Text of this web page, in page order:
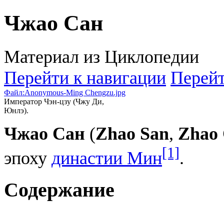
Чжао Сан
Материал из Циклопедии
Перейти к навигации
Файл:Anonymous-Ming Chengzu.jpg
Император Чэн-цзу (Чжу Ди,
Юнлэ).
Чжао Сан (Zhao San, Zhao
эпоху династии Мин[1].
Содержание